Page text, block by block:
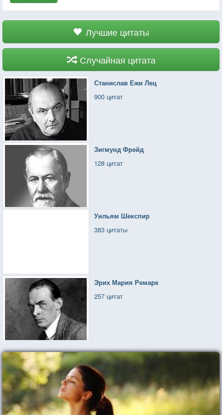
Лучшие цитаты
Случайная цитата
Станислав Ежи Лец
900 цитат
Зигмунд Фрейд
128 цитат
Уильям Шекспир
383 цитаты
Эрих Мария Ремарк
257 цитат